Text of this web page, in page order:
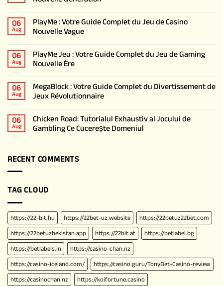
06
Aug
PlayMe : Votre Guide Complet du Jeu de Casino
Nouvelle Vague
06
Aug
PlayMe Jeu : Votre Guide Complet du Jeu de Gaming
Nouvelle Ère
06
Aug
MegaBlock : Votre Guide Complet du Divertissement de
Jeux Révolutionnaire
06
Aug
Chicken Road: Tutorialul Exhaustiv al Jocului de
Gambling Ce Cucerește Domeniul
RECENT COMMENTS
TAG CLOUD
https://22-bit.hu https://22bet-uz.website
https://22betuz22bet.com
https://22betuzbekistan.app
https://22bit.at
https://betlabel.bg
https://betlabels.in
https://casino-chan.nz
https://casino-iceland.com/
https://casino.guru/TonyBet-Casino-review
https://casinochan.nz
https://koifortune.casino